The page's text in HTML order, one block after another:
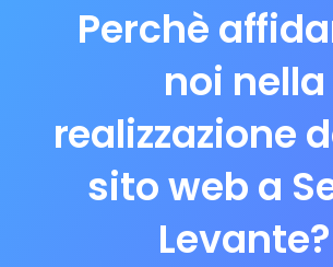
Perchè
noi nella
realizzazione
sito web a
Levante?